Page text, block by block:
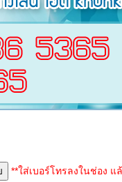
**ใส่เบอร์โทรลงในช่อง แ